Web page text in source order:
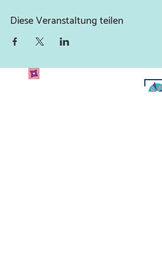
Diese Veranstaltung teilen